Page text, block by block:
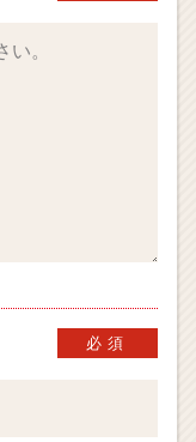
必須